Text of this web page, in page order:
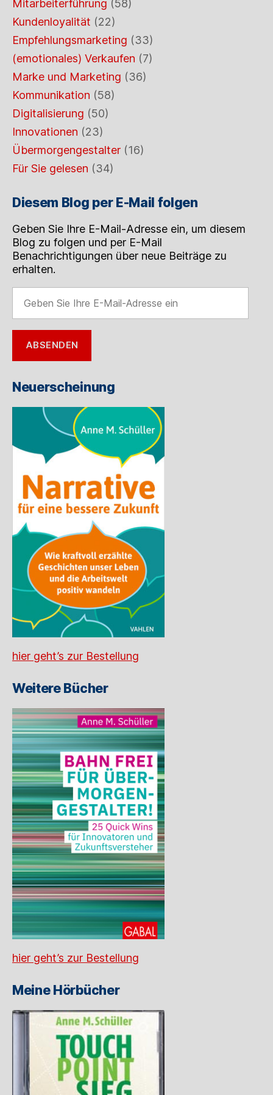
Mitarbeiterführung (58)
Kundenloyalität (22)
Empfehlungsmarketing (33)
(emotionales) Verkaufen (7)
Marke und Marketing (36)
Kommunikation (58)
Digitalisierung (50)
Innovationen (23)
Übermorgengestalter (16)
Für Sie gelesen (34)
Diesem Blog per E-Mail folgen
Geben Sie Ihre E-Mail-Adresse ein, um diesem
Blog zu folgen und per E-Mail
Benachrichtigungen über neue Beiträge zu
erhalten.
Sie
Ihre
E-
Mail-
Adresse
ABSENDEN
Neuerscheinung
hier geht’s zur Bestellung
Weitere Bücher
hier geht’s zur Bestellung
Meine Hörbücher